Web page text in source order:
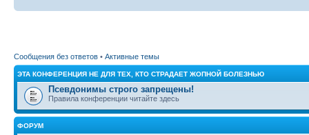
Сообщения без ответов • Активные темы
ЭТА КОНФЕРЕНЦИЯ НЕ ДЛЯ ТЕХ, КТО СТРАДАЕТ ЖОПНОЙ БОЛЕЗНЬЮ
Псевдонимы строго запрещены!
Правила конференции читайте здесь
ФОРУМ